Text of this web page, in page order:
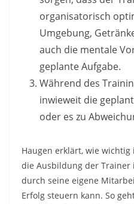
organisatorisch
Umgebung,
auch die mentale
geplante Aufgabe.
Während des
inwieweit die
oder es zu
Haugen erklärt, wie
die Ausbildung der
durch seine eigene
Erfolg steuern kann. So